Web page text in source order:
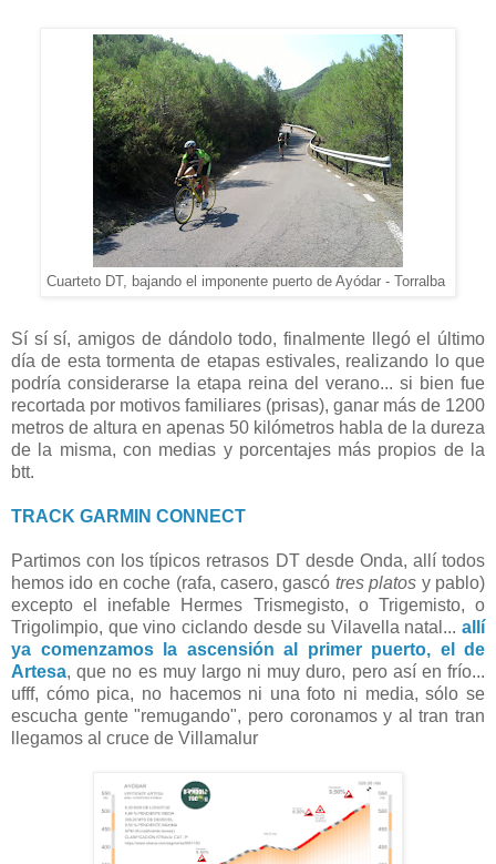
Cuarteto DT, bajando el imponente puerto de Ayódar - Torralba
Sí sí sí, amigos de dándolo todo, finalmente llegó el último
día de esta tormenta de etapas estivales, realizando lo que
podría considerarse la etapa reina del verano... si bien fue
recortada por motivos familiares (prisas), ganar más de 1200
metros de altura en apenas 50 kilómetros habla de la dureza
de la misma, con medias y porcentajes más propios de la
btt.
TRACK GARMIN CONNECT
Partimos con los típicos retrasos DT desde Onda, allí todos
hemos ido en coche (rafa, casero, gascó tres platos y pablo)
excepto el inefable Hermes Trismegisto, o Trigemisto, o
Trigolimpio, que vino ciclando desde su Vilavella natal... allí
ya comenzamos la ascensión al primer puerto, el de
Artesa, que no es muy largo ni muy duro, pero así en frío...
ufff, cómo pica, no hacemos ni una foto ni media, sólo se
escucha gente "remugando", pero coronamos y al tran tran
llegamos al cruce de Villamalur